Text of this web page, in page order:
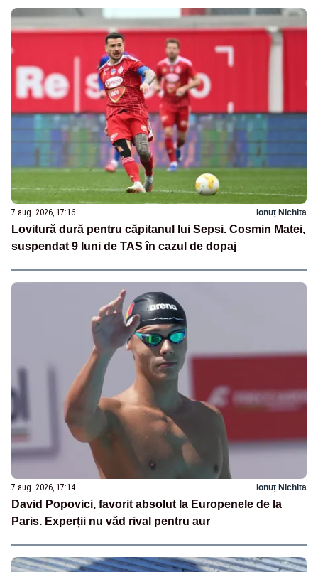
7 aug. 2026, 17:16 Ionuț Nichita
Lovitură dură pentru căpitanul lui Sepsi. Cosmin Matei,
suspendat 9 luni de TAS în cazul de dopaj
7 aug. 2026, 17:14 Ionuț Nichita
David Popovici, favorit absolut la Europenele de la
Paris. Experții nu văd rival pentru aur